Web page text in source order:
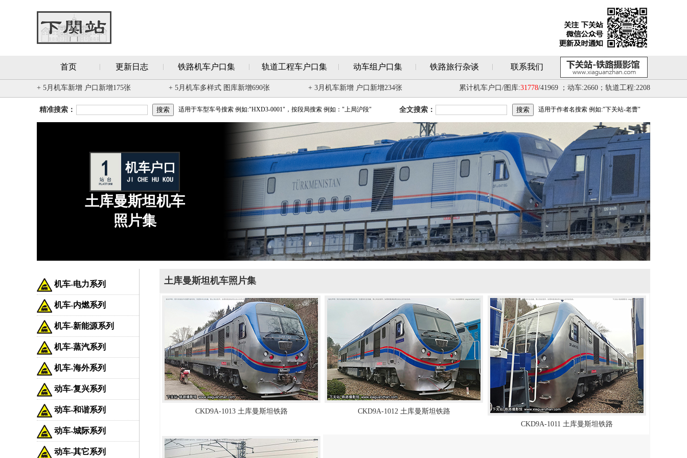
首页 更新日志 铁路机车户口集 轨道工程车户口集 动车组户口集 铁路旅行杂谈 联系我们
+ 5月机车新增 户口新增175张 + 5月机车多样式 图库新增690张 + 3月机车新增 户口新增234张 累计机车户口/图库:31778/41969 ；动车:2660；轨道工程:2208
精准搜索： 适用于车型车号搜索 例如:"HXD3-0001"，按段局搜索 例如："上局沪段" 全文搜索： 适用于作者名搜索 例如:"下关站-老曹"
土库曼斯坦机车
照片集
机车-电力系列
机车-内燃系列
机车-新能源系列
机车-蒸汽系列
机车-海外系列
动车-复兴系列
动车-和谐系列
动车-城际系列
动车-其它系列
土库曼斯坦机车照片集
CKD9A-1013 土库曼斯坦铁路
CKD9A-1012 土库曼斯坦铁路
CKD9A-1011 土库曼斯坦铁路